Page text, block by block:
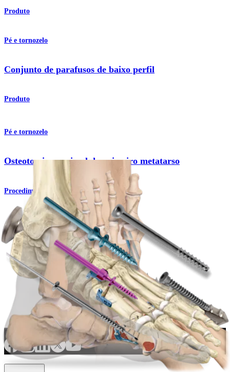
Produto
Pé e tornozelo
Conjunto de parafusos de baixo perfil
Produto
Pé e tornozelo
Osteotomia proximal do primeiro metatarso
Procedimento
Pé e tornozelo
Conjunto de parafusos de baixo perfil
Como podemos ajudar?
Contacte um representante
Veja eventos, laboratórios e oportunidades educacionais
Inscreva-se para receber: O que há de novo na Arthrex?
Conecte-se conosco